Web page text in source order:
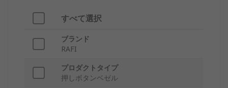
すべて選択
ブランド
RAFI
プロダクトタイプ
押しボタンベゼル